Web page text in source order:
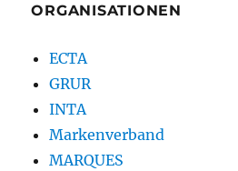
ORGANISATIONEN
ECTA
GRUR
INTA
Markenverband
MARQUES